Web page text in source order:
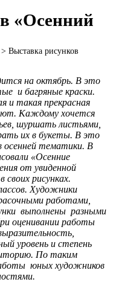
«Осенний
> Выставка рисунков
на октябрь. В это
и багряные краски.
и такая прекрасная
Каждому хочется
шуршать листьями,
их в букеты. В это
осенней тематики. В
«Осенние
от увиденной
своих рисунках.
Художники
работами,
выполнены разными
оценивании работы
уровень и степень
По таким
юных художников